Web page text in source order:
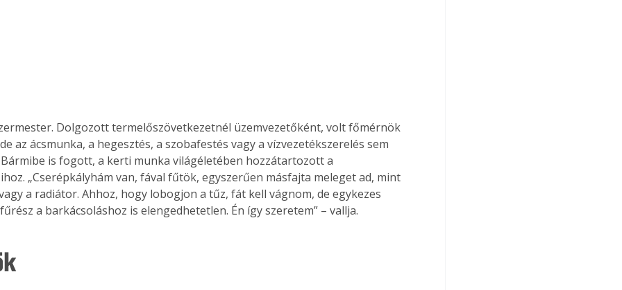
Dolgozott termelőszövetkezetnél üzemvezetőként, volt főmérnök
az ácsmunka, a hegesztés, a szobafestés vagy a vízvezetékszerelés sem
is fogott, a kerti munka világéletében hozzátartozott a
„Cserépkályhám van, fával fűtök, egyszerűen másfajta meleget ad, mint
a radiátor. Ahhoz, hogy lobogjon a tűz, fát kell vágnom, de egykezes
a barkácsoláshoz is elengedhetetlen. Én így szeretem” – vallja.